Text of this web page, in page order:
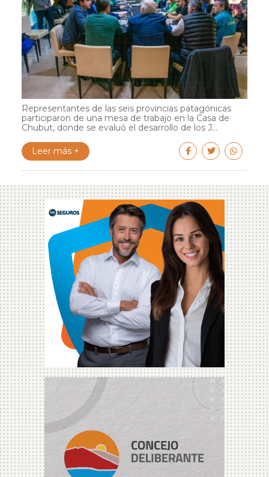
Representantes de las seis provincias patagónicas
participaron de una mesa de trabajo en la Casa de
Chubut, donde se evaluó el desarrollo de los J...
Leer más +